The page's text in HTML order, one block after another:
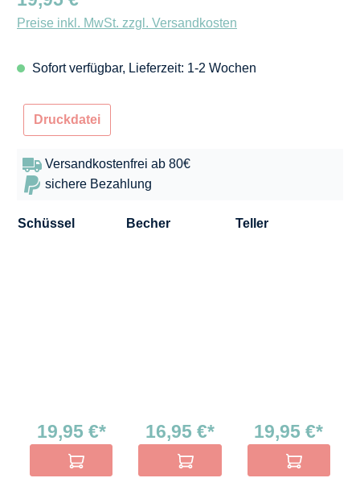
Schüssel
19,95 €*
In den Warenkorb
Becher
16,95 €*
In den Warenkorb
Teller
19,95 €*
In den
Preise inkl. MwSt. zzgl. Versandkosten
Sofort verfügbar, Lieferzeit: 1-2 Wochen
Druckdatei
Versandkostenfrei ab 80€
sichere Bezahlung